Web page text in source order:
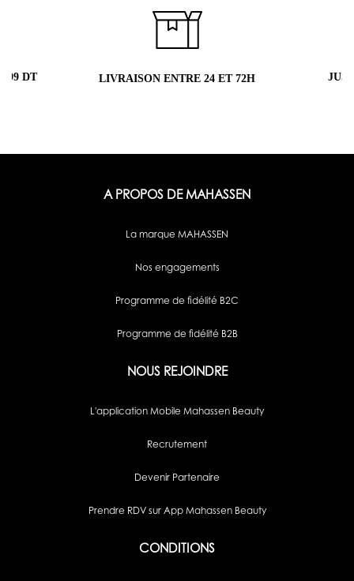
99 DT LIVRAISON ENTRE 24 ET 72H
A PROPOS DE MAHASSEN
La marque MAHASSEN
Nos engagements
Programme de fidélité B2C
Programme de fidélité B2B
NOUS REJOINDRE
L'application Mobile Mahassen Beauty
Recrutement
Devenir Partenaire
Prendre RDV sur App Mahassen Beauty
CONDITIONS